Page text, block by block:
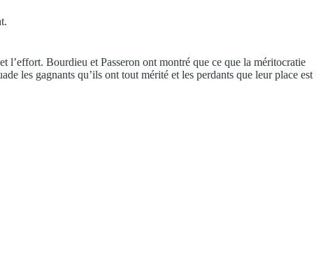
l’effort. Bourdieu et Passeron ont montré que ce que la méritocratie
les gagnants qu’ils ont tout mérité et les perdants que leur place est